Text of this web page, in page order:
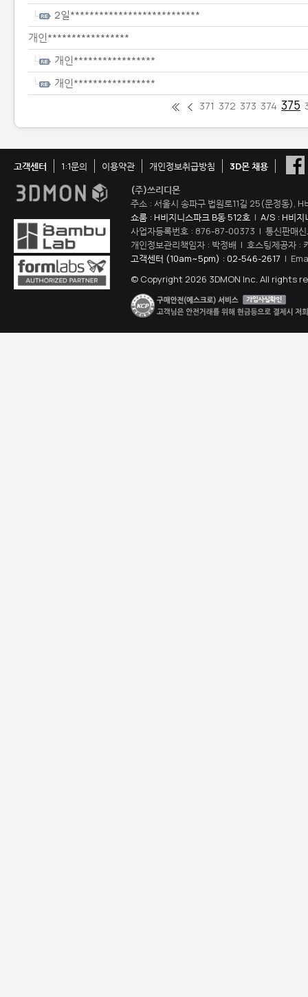
2일***************************
개인*****************
개인*****************
개인*****************
371 372 373 374 375
고객센터 1:1문의 이용약관 개인정보취급방침
3D몬 채용
(주)쓰리디몬
주소 : 서울시 송파구 법원로11길 25(문정동),
쇼룸 : H비지니스파크 B동 512호 | A/S : H비지
사업자등록번호 : 876-87-00373 | 통신판매
개인정보관리책임자 : 박정배 | 호스팅제공자 :
고객센터 (10am~5pm) : 02-546-2617 |
© Copyright 2026 3DMON Inc. All rights